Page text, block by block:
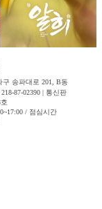
송파대로 201, B동
87-02390 | 통신판
/ 점심시간